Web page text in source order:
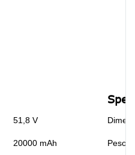
51,8 V
20000 mAh Peso